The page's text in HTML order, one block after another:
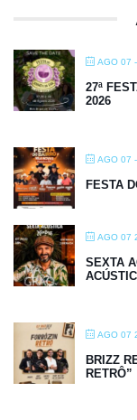
AGO 07
27ª
2026
AGO 07
FESTA
AGO 07
SEXTA
AGO 07
BRIZZ
RETRÔ”